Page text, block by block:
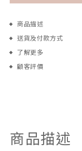
商品描述
送貨及付款方式
了解更多
顧客評價
商品描述